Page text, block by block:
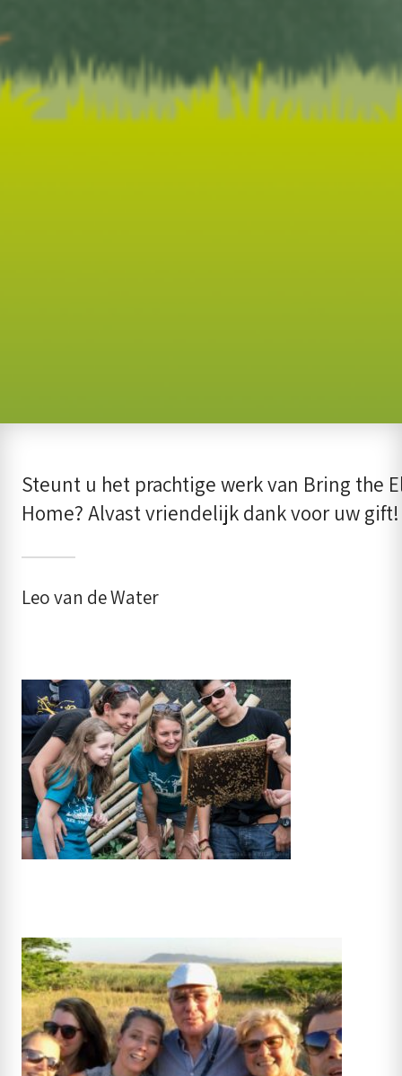
Steunt u het prachtige werk van Bring the
Home? Alvast vriendelijk dank voor uw gift!
Leo van de Water